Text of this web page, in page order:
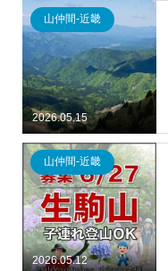
2026.05.15
山仲間-近畿
2026.05.12
山仲間-近畿